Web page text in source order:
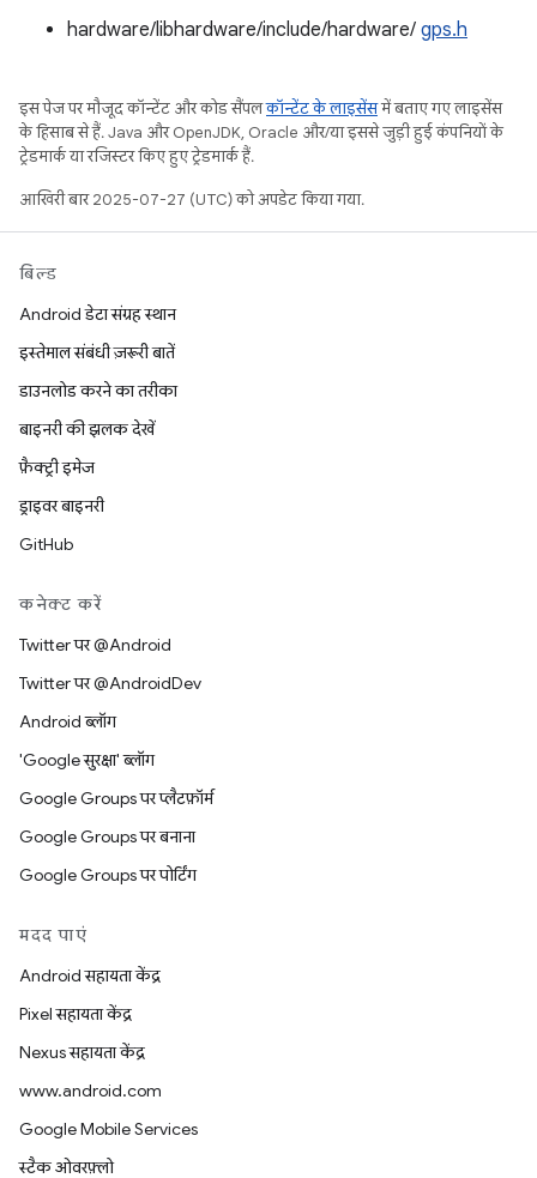
hardware/libhardware/include/hardware/ gps.h
इस पेज पर मौजूद कॉन्टेंट और कोड सैंपलकॉन्टेंट के लाइसेंसमें बताए गए लाइसेंस
के हिसाब से हैं. Java और OpenJDK, Oracle और/या इससे जुड़ी हुई कंपनियों के
ट्रेडमार्क या रजिस्टर किए हुए ट्रेडमार्क हैं.
आखिरी बार 2025-07-27 (UTC) को अपडेट किया गया.
बिल्ड
Android डेटा संग्रह स्थान
इस्तेमाल संबंधी ज़रूरी बातें
डाउनलोड करने का तरीका
बाइनरी की झलक देखें
फ़ैक्ट्री इमेज
ड्राइवर बाइनरी
GitHub
कनेक्ट करें
Twitter पर @Android
Twitter पर @AndroidDev
Android ब्लॉग
'Google सुरक्षा' ब्लॉग
Google Groups पर प्लैटफ़ॉर्म
Google Groups पर बनाना
Google Groups पर पोर्टिंग
मदद पाएं
Android सहायता केंद्र
Pixel सहायता केंद्र
Nexus सहायता केंद्र
www.android.com
Google Mobile Services
स्टैक ओवरफ़्लो